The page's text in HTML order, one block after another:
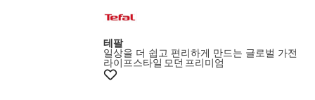
+10%쿠폰
테팔
일상을 더 쉽고 편리하게 만드는 글로벌 가전
라이프스타일 모던 프리미엄